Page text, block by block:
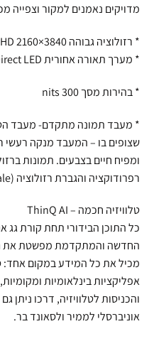
מדויקים נאמנים למקור וצפייה
* רזולוציה גבוהה 3840×2160 ULTRA HD !
* מערך תאורה אחורית Direct LED
* בהירות מסך nits 300
שצופים בו – המעבד מנקה רעשי
ומפיח חיים בצבעים. תמונות
רפרודוקציה והגברת רזולוציה (Upscale) לאיכות קרובה ל- 4K.
טלוויזיה חכמה – ThinQ AI
החדשה והמתקדמת מפשטת את
מכיל את כל המידע במקום
אפליקציות בינלאומיות
והכניסות לטלוויזיה, דרכו
אוניברסלי לממיר ולסאונד בר.